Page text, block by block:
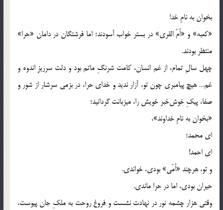
بخوان به نامِ خدا
«کعبه» و «اُمّ القری» در بستر خواب آسودند؛ اما فرشتگان در دامان «حرا»
منتظر بودند.
چهل سالِ تمام، از غم انسان، کامت شرنگِ ماتم بود و دلت سرریزِ اندوه و
غم… هیچ پیامبری چون تو، آزار ندید و خدای حرا، در بزمی سرشار از شور و
صفا، پیکِ خوش‌خبر خویش را، میزبانت گردانید؛
«بخوان به نامِ خداوند»،
ای محمد؛
ای احمد!
و تو، هرچند «اُمّی» بودی، خواندی.
حیران بودی، اما در حرا ماندی.
وقتی هزار چشمه نور در نهادت نشست و فروغ روحت به ملکِ جان پیوست،